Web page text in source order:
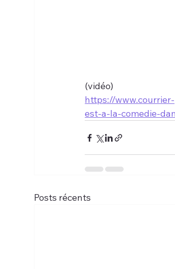
(vidéo)
https://
est-a-la-comedie-
Posts récents